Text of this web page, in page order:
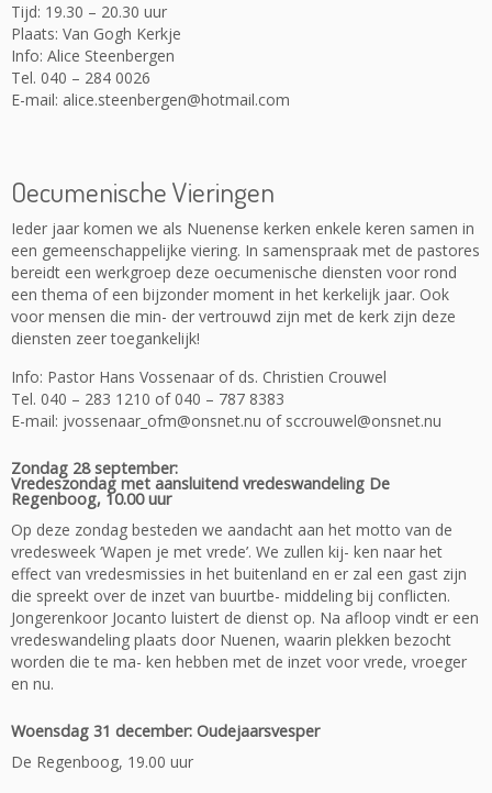
Tijd: 19.30 – 20.30 uur
Plaats: Van Gogh Kerkje
Info: Alice Steenbergen
Tel. 040 – 284 0026
E-mail: alice.steenbergen@hotmail.com
Oecumenische Vieringen
Ieder jaar komen we als Nuenense kerken enkele keren samen in
een gemeenschappelijke viering. In samenspraak met de pastores
bereidt een werkgroep deze oecumenische diensten voor rond
een thema of een bijzonder moment in het kerkelijk jaar. Ook
voor mensen die min- der vertrouwd zijn met de kerk zijn deze
diensten zeer toegankelijk!
Info: Pastor Hans Vossenaar of ds. Christien Crouwel
Tel. 040 – 283 1210 of 040 – 787 8383
E-mail: jvossenaar_ofm@onsnet.nu of sccrouwel@onsnet.nu
Zondag 28 september:
Vredeszondag met aansluitend vredeswandeling De
Regenboog, 10.00 uur
Op deze zondag besteden we aandacht aan het motto van de
vredesweek ‘Wapen je met vrede’. We zullen kij- ken naar het
effect van vredesmissies in het buitenland en er zal een gast zijn
die spreekt over de inzet van buurtbe- middeling bij conflicten.
Jongerenkoor Jocanto luistert de dienst op. Na afloop vindt er een
vredeswandeling plaats door Nuenen, waarin plekken bezocht
worden die te ma- ken hebben met de inzet voor vrede, vroeger
en nu.
Woensdag 31 december: Oudejaarsvesper
De Regenboog, 19.00 uur